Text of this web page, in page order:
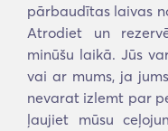
pārbaudītas laivas
Atrodiet un
minūšu laikā. Jūs
vai ar mums, ja
nevarat izlemt par
ļaujiet mūsu